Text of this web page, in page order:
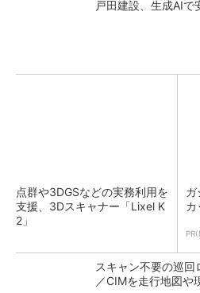
戸田建設、生成AIで
点群や3DGSなどの実務利用を
支援、3Dスキャナー「Lixel K
2」
ガ
カ
スキャン不要の巡
／CIMを走行地図や